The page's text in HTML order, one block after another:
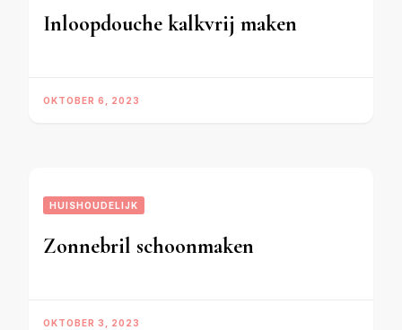
Inloopdouche kalkvrij maken
OKTOBER 6, 2023
HUISHOUDELIJK
Zonnebril schoonmaken
OKTOBER 3, 2023